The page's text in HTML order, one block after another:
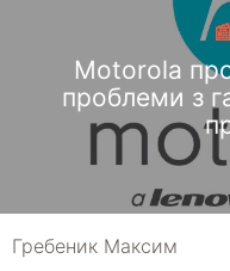
Motorola
проблеми з
Гребеник Максим